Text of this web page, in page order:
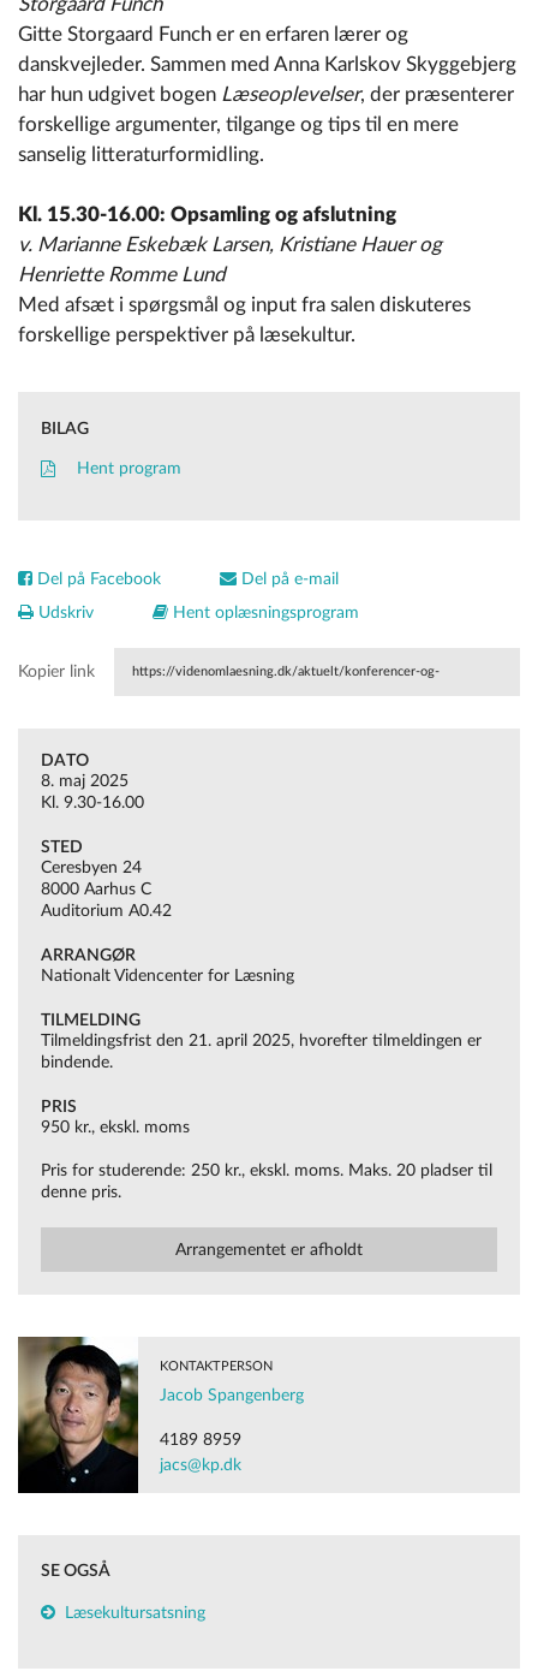
Storgaard Funch
Gitte Storgaard Funch er en erfaren lærer og
danskvejleder. Sammen med Anna Karlskov Skyggebjerg
har hun udgivet bogen Læseoplevelser, der præsenterer
forskellige argumenter, tilgange og tips til en mere
sanselig litteraturformidling.
Kl. 15.30-16.00: Opsamling og afslutning
v. Marianne Eskebæk Larsen, Kristiane Hauer og
Henriette Romme Lund
Med afsæt i spørgsmål og input fra salen diskuteres
forskellige perspektiver på læsekultur.
BILAG
Hent program
Del på Facebook
Del på e-mail
Udskriv
Hent oplæsningsprogram
Kopier link https://videnomlaesning.dk/aktuelt/konferencer-og-
DATO
8. maj 2025
Kl. 9.30-16.00
STED
Ceresbyen 24
8000 Aarhus C
Auditorium A0.42
ARRANGØR
Nationalt Videncenter for Læsning
TILMELDING
Tilmeldingsfrist den 21. april 2025, hvorefter tilmeldingen er
bindende.
PRIS
950 kr., ekskl. moms
Pris for studerende: 250 kr., ekskl. moms. Maks. 20 pladser til
denne pris.
Arrangementet er afholdt
KONTAKTPERSON
Jacob Spangenberg
4189 8959
jacs@kp.dk
SE OGSÅ
Læsekultursatsning